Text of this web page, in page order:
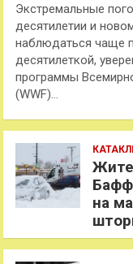
Экстремальные
десятилетии и
наблюдаться чаще
десятилеткой,
программы
(WWF)…
на